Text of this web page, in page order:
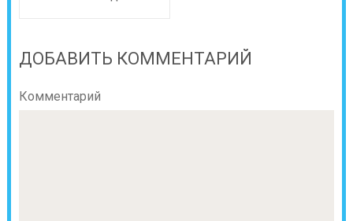
ДОБАВИТЬ КОММЕНТАРИЙ
Комментарий